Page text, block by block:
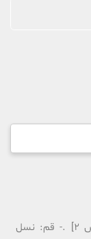
درجستجوی خدا / ناصر مکارم شیرازی.- [ویرایش 2] .- قم: نسل